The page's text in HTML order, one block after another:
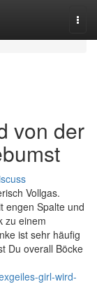
von der
Vollgas.
engen Spalte und
zu einem
ist sehr häufig
Du overall Böcke
girl-wird-